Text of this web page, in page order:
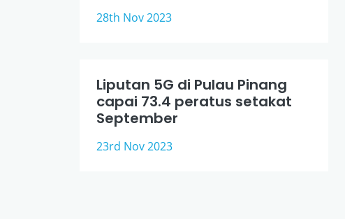
28th Nov 2023
Liputan 5G di Pulau Pinang
capai 73.4 peratus setakat
September
23rd Nov 2023